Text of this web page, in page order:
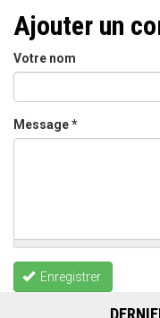
Ajouter un
Votre nom
Message*
Enregistrer